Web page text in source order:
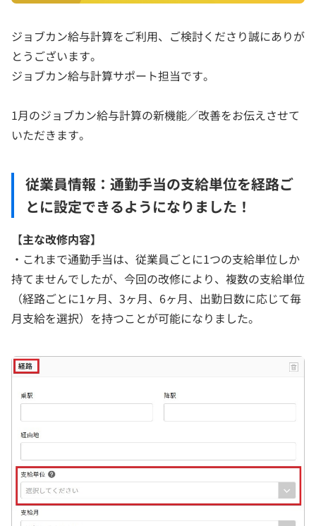
ジョブカン給与計算をご利用、ご検討くださり誠にありが
とうございます。
ジョブカン給与計算サポート担当です。
1月のジョブカン給与計算の新機能／改善をお伝えさせて
いただきます。
従業員情報：通勤手当の支給単位を経路ご
とに設定できるようになりました！
【主な改修内容】
・これまで通勤手当は、従業員ごとに1つの支給単位しか
持てませんでしたが、今回の改修により、複数の支給単位
（経路ごとに1ヶ月、3ヶ月、6ヶ月、出勤日数に応じて毎
月支給を選択）を持つことが可能になりました。